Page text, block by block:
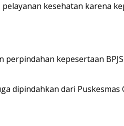
kesehatan karena
kepesertaan
dipindahkan dari